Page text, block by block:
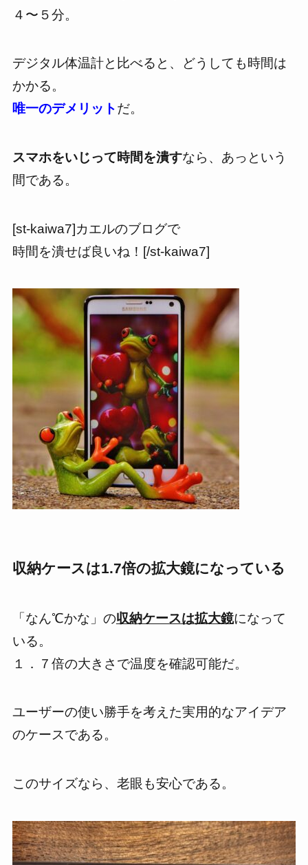
４〜５分。
デジタル体温計と比べると、
どうしても時間は
かかる。
唯一のデメリットだ。
スマホをいじって時間を潰すなら、あっという
間である。
[st-kaiwa7]カエルのブログで
時間を潰せば良いね！[/st-kaiwa7]
収納ケースは1.7倍の拡大鏡になっている
「なん℃かな」の収納ケースは拡大鏡になって
いる。
１．７倍の大きさで温度を確認可能だ。
ユーザーの使い勝手を考えた実用的なアイデア
のケースである。
このサイズなら、 老眼も安心である。